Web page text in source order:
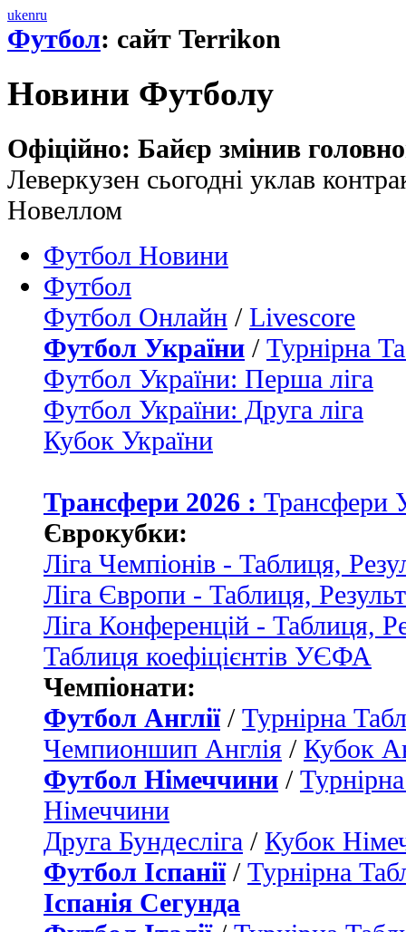
ukenru
Футбол: сайт Terrikon
Новини Футболу
Офіційно: Байєр змінив
Леверкузен сьогодні уклав
Новеллом
Футбол Новини
Футбол
Футбол Онлайн / Livescore
Футбол України / Турнірна
Футбол України: Перша ліга
Футбол України: Друга ліга
Кубок України
Трансфери 2026 : Трансфери
Єврокубки:
Ліга Чемпіонів - Таблиця,
Ліга Європи - Таблиця,
Ліга Конференцій - Таблиця,
Таблиця коефіцієнтів УЄФА
Чемпіонати:
Футбол Англії/ Турнірна
Чемпионшип Англія / Кубок
Футбол Німеччини /
Німеччини
Друга Бундесліга / Кубок
Футбол Іспанії/ Турнірна
Іспанія Сегунда